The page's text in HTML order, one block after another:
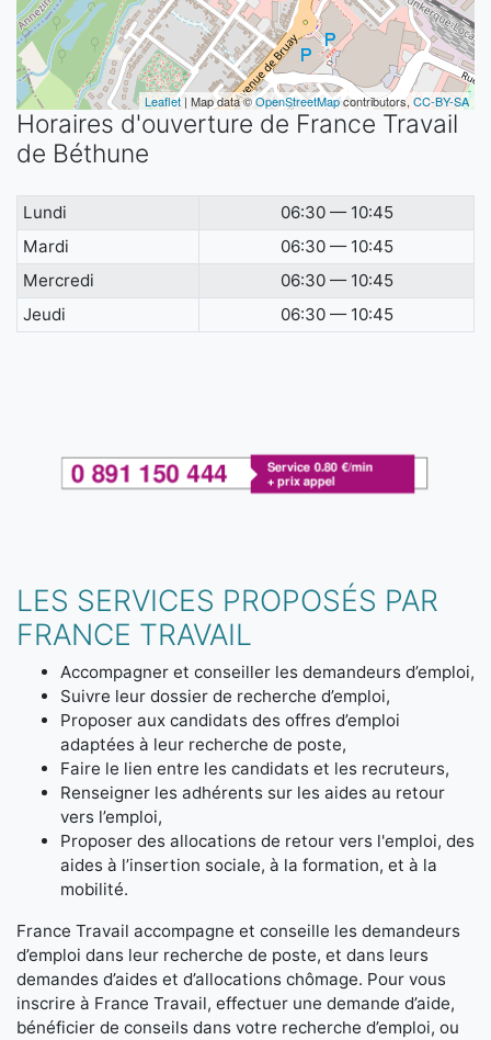
Leaflet | Map data ©OpenStreetMapcontributors, CC-BY-SA
Horaires d'ouverture de France Travail
de Béthune
Lundi
06:30 — 10:45
Mardi
06:30 — 10:45
Mercredi
06:30 — 10:45
Jeudi
06:30 — 10:45
LES SERVICES PROPOSÉS PAR
FRANCE TRAVAIL
Accompagner et conseiller les demandeurs d’emploi,
Suivre leur dossier de recherche d’emploi,
Proposer aux candidats des offres d’emploi
adaptées à leur recherche de poste,
Faire le lien entre les candidats et les recruteurs,
Renseigner les adhérents sur les aides au retour
vers l’emploi,
Proposer des allocations de retour vers l'emploi, des
aides à l’insertion sociale, à la formation, et à la
mobilité.
France Travail accompagne et conseille les demandeurs
d’emploi dans leur recherche de poste, et dans leurs
demandes d’aides et d’allocations chômage. Pour vous
inscrire à France Travail, effectuer une demande d’aide,
bénéficier de conseils dans votre recherche d’emploi, ou